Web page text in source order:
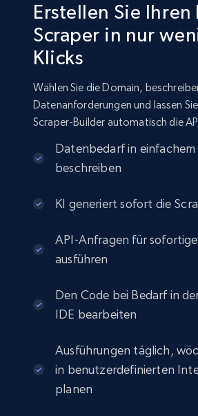
Erstellen Sie Ihren
Scraper in nur
Klicks
Wählen Sie die Domain,
Datenanforderungen und lassen
Scraper-Builder automatisch die
Datenbedarf in
beschreiben
KI generiert sofort die
API-Anfragen für
ausführen
Den Code bei Bedarf in
IDE bearbeiten
Ausführungen täglich,
in benutzerdefinierten
planen